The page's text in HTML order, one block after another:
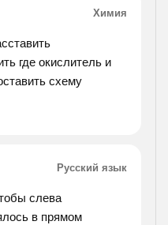
какого рода
почему? ср. р
к
напиши
Химия
где окислитель и
схему
Русский язык
слева
в прямом